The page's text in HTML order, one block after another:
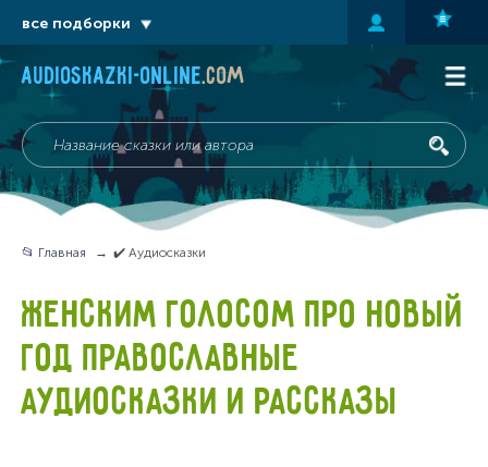
audioskazki-online.com
📂 Главная ✔️ Аудиосказки
ЖЕНСКИМ ГОЛОСОМ ПРО НОВЫЙ
ГОД ПРАВОСЛАВНЫЕ
АУДИОСКАЗКИ И РАССКАЗЫ
все подборки